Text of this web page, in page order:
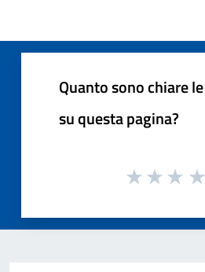
Quanto sono chiare
su questa pagina?